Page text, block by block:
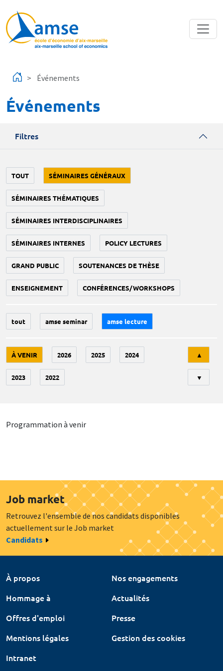
Événements
Événements
Filtres
TOUT SÉMINAIRES GÉNÉRAUX
SÉMINAIRES THÉMATIQUES
SÉMINAIRES INTERDISCIPLINAIRES
SÉMINAIRES INTERNES POLICY LECTURES
GRAND PUBLIC SOUTENANCES DE THÈSE
ENSEIGNEMENT CONFÉRENCES/WORKSHOPS
tout amse seminar amse lecture
À VENIR 2026 2025 2024
2023 2022
▲
▼
Programmation à venir
Job market
Retrouvez l'ensemble de nos candidats disponibles
actuellement sur le Job market
Candidats
À propos
Nos engagements
Hommage à
Actualités
Offres d'emploi
Presse
Mentions légales
Gestion des cookies
Intranet